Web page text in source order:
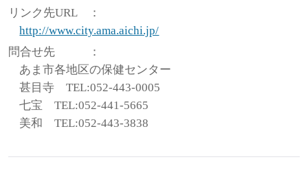
リンク先URL
：
http://www.city.ama.aichi.jp/
問合せ先
：
あま市各地区の保健センター
甚目寺 TEL:052-443-0005
七宝 TEL:052-441-5665
美和 TEL:052-443-3838